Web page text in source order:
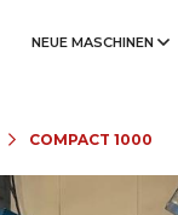
NEUE MASCHINEN
COMPACT 1000